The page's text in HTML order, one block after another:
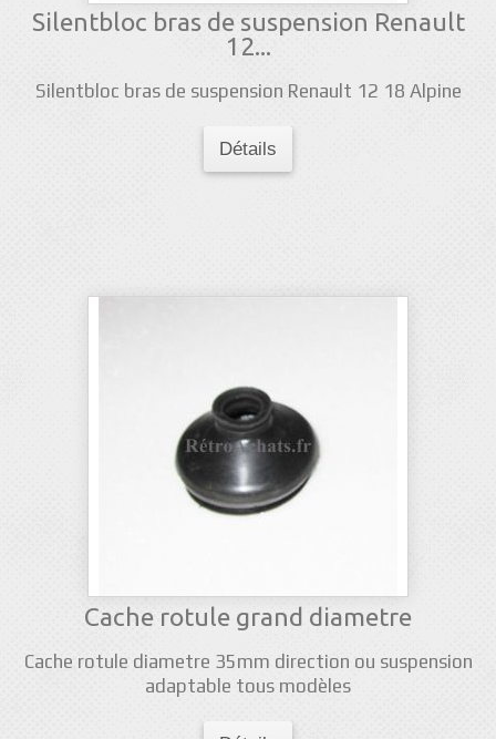
Silentbloc bras de suspension Renault
12...
Silentbloc bras de suspension Renault 12 18 Alpine
Détails
Cache rotule grand diametre
Cache rotule diametre 35mm direction ou suspension
adaptable tous modèles